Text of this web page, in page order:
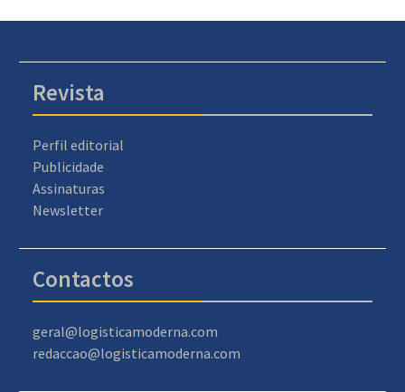
Revista
Perfil editorial
Publicidade
Assinaturas
Newsletter
Contactos
geral@logisticamoderna.com
redaccao@logisticamoderna.com